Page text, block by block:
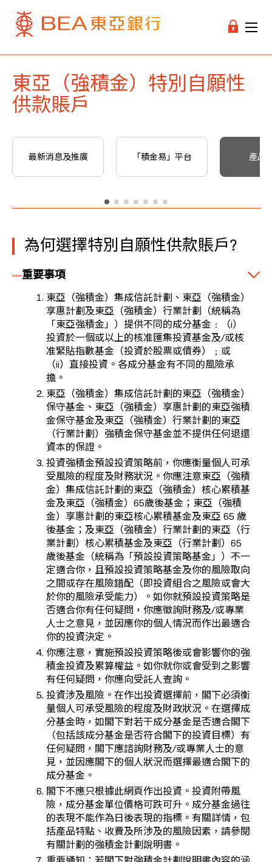
東亞（強積金）特別自願性
供款賬戶
最新消息及推廣 「積金易」平台 產品
為何選擇特別自願性供款賬戶?
重要事項
東亞（強積金）集成信託計劃、東亞（強積金）
享惠計劃及東亞（強積金）行業計劃（統稱為
「東亞強積金」）提供不同的成分基金﹕（i）
投資於一個或以上的核准匯集投資基金及/或核
准緊貼指數基金（投資於股票或債券）﹔或
（ii）直接投資。各成分基金有不同的風險承
擔。
東亞（強積金）集成信託計劃的東亞（強積金）
保守基金、東亞（強積金）享惠計劃的東亞強積
金保守基金及東亞（強積金）行業計劃的東亞
（行業計劃）強積金保守基金並不提供任何退還
資本的保證。
投資強積金預設投資策略前，你應衡量個人可承
受風險的程度及財務狀況。你應注意東亞（強積
金）集成信託計劃的東亞（強積金）核心累積基
金及東亞（強積金）65歲後基金；東亞（強積
金）享惠計劃的東亞核心累積基金及東亞 65 歲
後基金；及東亞（強積金）行業計劃的東亞（行
業計劃）核心累積基金及東亞（行業計劃）65
歲後基金（統稱為「預設投資策略基金」）不一
定適合你，且預設投資策略基金及你的風險取向
之間或存在風險錯配（即投資組合之風險或會大
於你的風險承受能力）。如你就預設投資策略是
否適合你有任何疑問，你應徵詢財務及/或專業
人士之意見，並因應你的個人情況而作出最適合
你的投資決定。
你應注意，實施預設投資策略後或會影響你的強
積金投資及累算權益。如你就你或會受到之影響
有任何疑問，你應向受託人查詢。
投資涉及風險。在作出投資選擇前，閣下必須衡
量個人可承受風險的程度及財政狀況。在選擇成
分基金時，如閣下對若干成分基金是否適合閣下
（包括該成分基金是否符合閣下的投資目標）有
任何疑問，閣下應諮詢財務及/或專業人士的意
見，並因應閣下的個人狀況而選擇最適合閣下的
成分基金。
閣下不應只根據此網頁作出投資。投資附帶風
險，成分基金單位價格可跌可升。成分基金過往
的表現不能作為日後表現的指標。有關詳情，包
括產品特點、收費及所涉及的風險因素，請參閱
有關計劃的強積金計劃說明書。